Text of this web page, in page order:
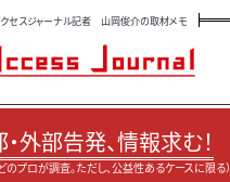
クセスジャーナル記者 山岡俊介の取材メモ
外部告発、情報求む！
のプロが調査。ただし、公益性あるケースに限る）